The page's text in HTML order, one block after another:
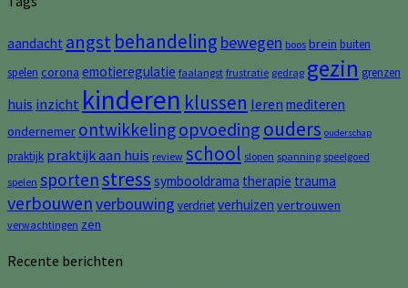
aandacht angst behandeling bewegen boos brein buiten
spelen corona emotieregulatie faalangst frustratie gedrag gezin grenzen
huis inzicht kinderen klussen leren mediteren
ondernemer ontwikkelingopvoeding ouders ouderschap
praktijk praktijk aan huis review school slopen spanning speelgoed
spelen sportenstress symbooldrama therapie trauma
verbouwenverbouwing verdrietverhuizen vertrouwen
verwachtingen zen
Recente berichten